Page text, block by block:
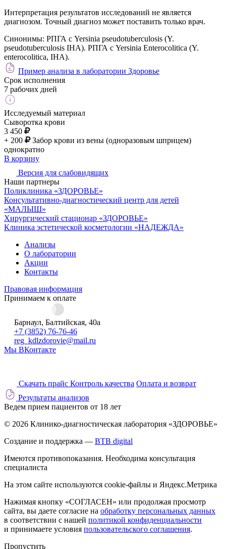
Интерпретация результатов исследований не является
диагнозом. Точный диагноз может поставить только врач.
Синонимы: РПГА с Yersinia pseudotuberculosis (Y.
pseudotuberculosis IHA). РПГА с Yersinia Enterocolitica (Y.
enterocolitica, IHA).
Пример анализа в лаборатории Здоровье
Срок исполнения
7 рабочих дней
Исследуемый материал
Сыворотка крови
3 450
+ 200
Забор крови из вены (одноразовым шприцем)
однократно
В корзину
Версия для слабовидящих
Наши партнеры
Поликлиника «ЗДОРОВЬЕ»
Консультативно-диагностический центр для детей
«МАЛЫШ»
Хирургический стационар «ЗДОРОВЬЕ»
Клиника эстетической косметологии «НАДЕЖДА»
Анализы
О лаборатории
Акции
Контакты
Правовая информация
Принимаем к оплате
Барнаул, Балтийская, 40а
+7 (3852) 76-76-46
reg_kdlzdorovie@mail.ru
Мы ВКонтакте
Скачать прайс Контроль качества Оплата и возврат
Результаты анализов
Ведем прием пациентов от 18 лет
© 2026 Клинико-диагностическая лаборатория «ЗДОРОВЬЕ»
Создание и поддержка — BTB digital
Имеются противопоказания. Необходима консультация
специалиста
На этом сайте используются cookie-файлы и Яндекс.Метрика
Нажимая кнопку «СОГЛАСЕН» или продолжая просмотр
сайта, вы даете согласие на обработку персональных данных
в соответствии с нашей политикой конфиденциальности
и принимаете условия пользовательского соглашения.
Пропустить